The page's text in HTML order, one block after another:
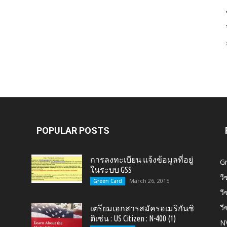
Citizen,
POPULAR POSTS
การลงทะเบียน แจ้งข้อมูลที่อยู่
ในระบบ GSS
Green Card March 26, 2015
เตรียมเอกสารสมัครอเมริกันซิ
ติเซ่น : US Citizen : N-400 (1)
วี
วี
วี